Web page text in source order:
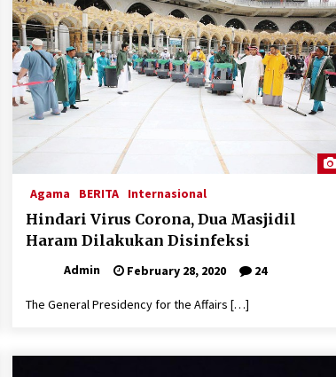
Agama BERITA Internasional
Hindari Virus Corona, Dua Masjidil
Haram Dilakukan Disinfeksi
Admin February 28, 2020 24
The General Presidency for the Affairs […]